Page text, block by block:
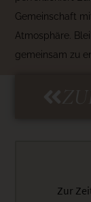
Gemeinschaft
Atmosphäre.
gemeinsam zu